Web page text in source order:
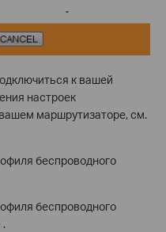
к вашей
настроек
маршрутизаторе, см.
беспроводного
беспроводного
.